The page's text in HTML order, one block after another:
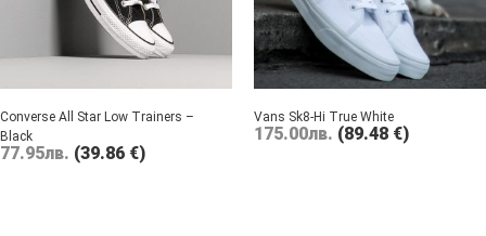
Converse All Star Low Trainers –
Black
77.95лв. (39.86 €)
Vans Sk8-Hi True White
175.00лв. (89.48 €)